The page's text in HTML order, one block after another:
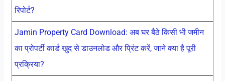
रिपोर्ट?
Jamin Property Card Download: अब घर बैठे किसी भी जमीन
का प्रोपर्टी कार्ड खुद से डाउनलोड और प्रिंट करें, जाने क्या है पूरी
प्रक्रिया?